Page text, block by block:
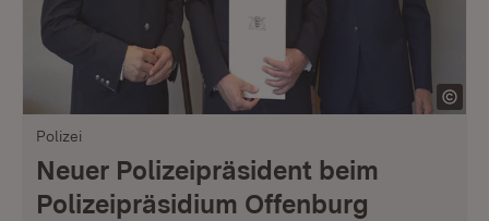
Polizei
Neuer Polizeipräsident beim
Polizeipräsidium Offenburg